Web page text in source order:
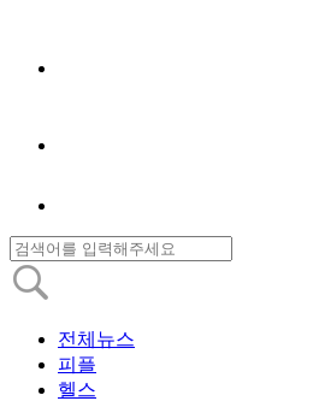
전체뉴스
피플
헬스